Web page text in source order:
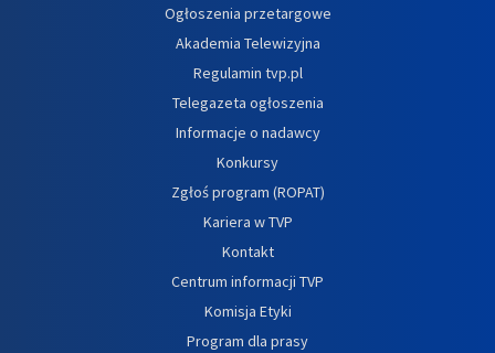
Ogłoszenia przetargowe
Akademia Telewizyjna
Regulamin tvp.pl
Telegazeta ogłoszenia
Informacje o nadawcy
Konkursy
Zgłoś program (ROPAT)
Kariera w TVP
Kontakt
Centrum informacji TVP
Komisja Etyki
Program dla prasy